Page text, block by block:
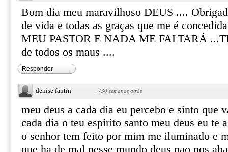
Bom dia meu maravilhoso DEUS ....
de vida e todas as graças que me é
MEU PASTOR E NADA ME FALTARÁ
de todos os maus ....
Responder
denise fantin · 730 semanas atrás
meu deus a cada dia eu percebo e sinto que
cada dia o teu espirito santo meu deus eu te
o senhor tem feito por mim me iluminado e
que ha de mal nesse mundo deus nao nos